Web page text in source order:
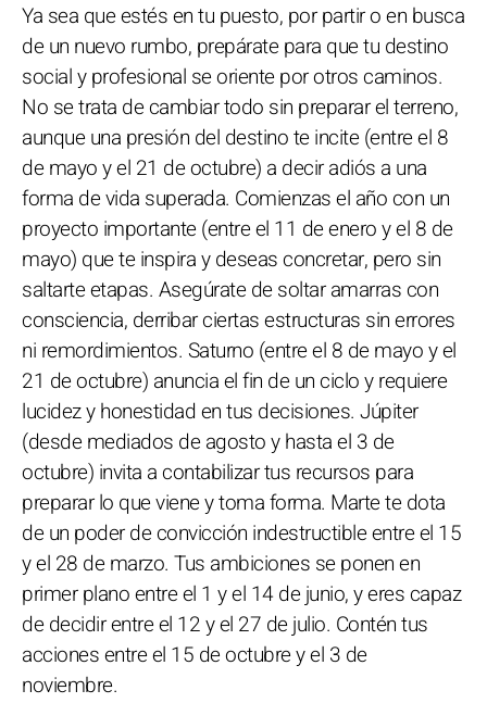
Ya sea que estés en tu puesto, por partir o en busca
de un nuevo rumbo, prepárate para que tu destino
social y profesional se oriente por otros caminos.
No se trata de cambiar todo sin preparar el terreno,
aunque una presión del destino te incite (entre el 8
de mayo y el 21 de octubre) a decir adiós a una
forma de vida superada. Comienzas el año con un
proyecto importante (entre el 11 de enero y el 8 de
mayo) que te inspira y deseas concretar, pero sin
saltarte etapas. Asegúrate de soltar amarras con
consciencia, derribar ciertas estructuras sin errores
ni remordimientos. Saturno (entre el 8 de mayo y el
21 de octubre) anuncia el fin de un ciclo y requiere
lucidez y honestidad en tus decisiones. Júpiter
(desde mediados de agosto y hasta el 3 de
octubre) invita a contabilizar tus recursos para
preparar lo que viene y toma forma. Marte te dota
de un poder de convicción indestructible entre el 15
y el 28 de marzo. Tus ambiciones se ponen en
primer plano entre el 1 y el 14 de junio, y eres capaz
de decidir entre el 12 y el 27 de julio. Contén tus
acciones entre el 15 de octubre y el 3 de
noviembre.